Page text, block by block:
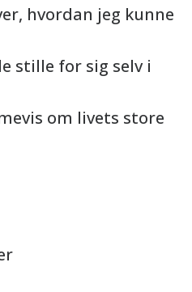
hvordan jeg kunne
stille for sig selv i
om livets store